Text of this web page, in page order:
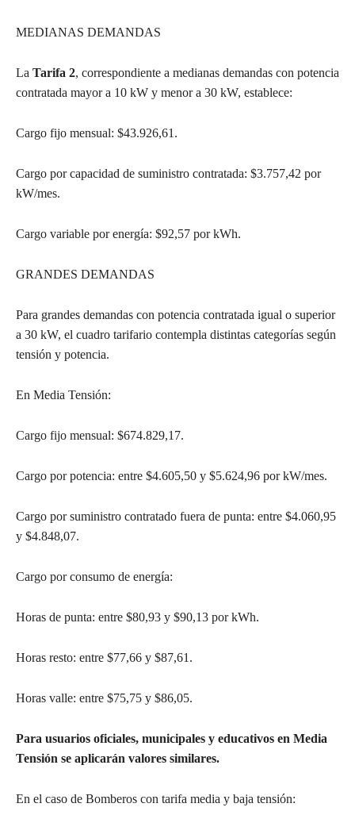
MEDIANAS DEMANDAS
La Tarifa 2, correspondiente a medianas demandas con potencia
contratada mayor a 10 kW y menor a 30 kW, establece:
Cargo fijo mensual: $43.926,61.
Cargo por capacidad de suministro contratada: $3.757,42 por
kW/mes.
Cargo variable por energía: $92,57 por kWh.
GRANDES DEMANDAS
Para grandes demandas con potencia contratada igual o superior
a 30 kW, el cuadro tarifario contempla distintas categorías según
tensión y potencia.
En Media Tensión:
Cargo fijo mensual: $674.829,17.
Cargo por potencia: entre $4.605,50 y $5.624,96 por kW/mes.
Cargo por suministro contratado fuera de punta: entre $4.060,95
y $4.848,07.
Cargo por consumo de energía:
Horas de punta: entre $80,93 y $90,13 por kWh.
Horas resto: entre $77,66 y $87,61.
Horas valle: entre $75,75 y $86,05.
Para usuarios oficiales, municipales y educativos en Media
Tensión se aplicarán valores similares.
En el caso de Bomberos con tarifa media y baja tensión: